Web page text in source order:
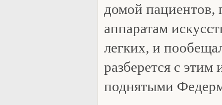
домой пациентов,
аппаратам
легких, и
разберется с
поднятыми